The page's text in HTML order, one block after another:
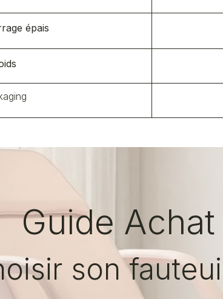
épais​
Guide Achat
son